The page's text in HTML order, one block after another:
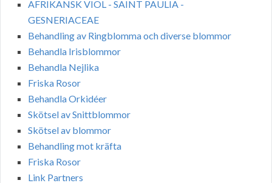
AFRIKANSK VIOL - SAINT PAULIA -
GESNERIACEAE
Behandling av Ringblomma och diverse blommor
Behandla Irisblommor
Behandla Nejlika
Friska Rosor
Behandla Orkidéer
Skötsel av Snittblommor
Skötsel av blommor
Behandling mot kräfta
Friska Rosor
Link Partners